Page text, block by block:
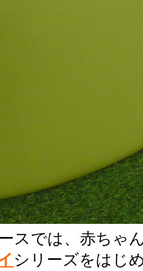
スでは、赤ちゃ
シリーズをはじ